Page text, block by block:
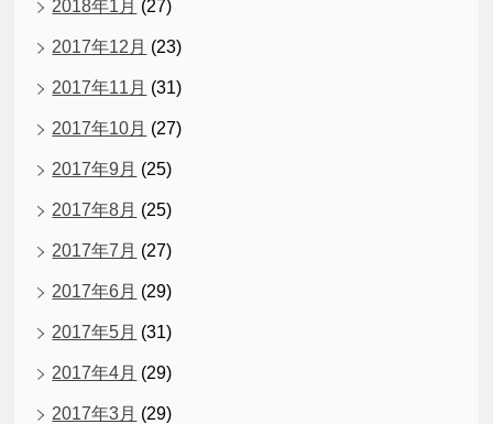
2018年1月 (27)
2017年12月 (23)
2017年11月 (31)
2017年10月 (27)
2017年9月 (25)
2017年8月 (25)
2017年7月 (27)
2017年6月 (29)
2017年5月 (31)
2017年4月 (29)
2017年3月 (29)